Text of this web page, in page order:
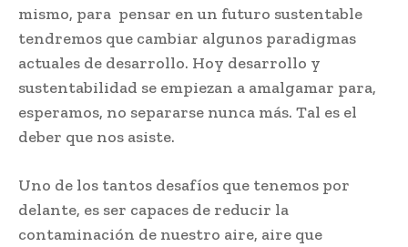
mismo, para pensar en un futuro sustentable
tendremos que cambiar algunos paradigmas
actuales de desarrollo. Hoy desarrollo y
sustentabilidad se empiezan a amalgamar para,
esperamos, no separarse nunca más. Tal es el
deber que nos asiste.
Uno de los tantos desafíos que tenemos por
delante, es ser capaces de reducir la
contaminación de nuestro aire, aire que